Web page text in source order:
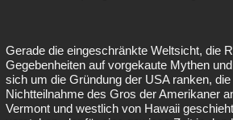
Gerade die eingeschränkte Weltsicht, die
Gegebenheiten auf vorgekaute Mythen
sich um die Gründung der USA ranken,
Nichtteilnahme des Gros der Amerikaner
Vermont und westlich von Hawaii